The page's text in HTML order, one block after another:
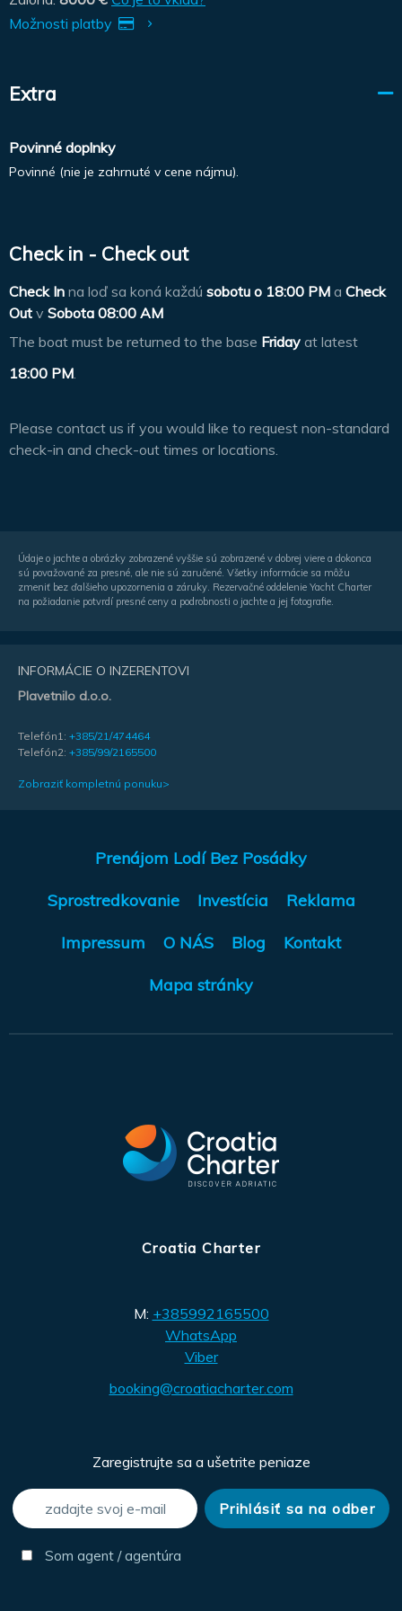
Možnosti platby
Extra
Povinné doplnky
Povinné (nie je zahrnuté v cene nájmu).
Check in - Check out
Check In na loď sa koná každú sobotu o 18:00 PM a Check
Out v Sobota 08:00 AM
The boat must be returned to the base Friday at latest
18:00 PM.
Please contact us if you would like to request non-standard
check-in and check-out times or locations.
Údaje o jachte a obrázky zobrazené vyššie sú zobrazené v dobrej viere a dokonca
sú považované za presné, ale nie sú zaručené. Všetky informácie sa môžu
zmeniť bez ďalšieho upozornenia a záruky. Rezervačné oddelenie Yacht Charter
na požiadanie potvrdí presné ceny a podrobnosti o jachte a jej fotografie.
INFORMÁCIE O INZERENTOVI
Plavetnilo d.o.o.
Telefón1: +385/21/474464
Telefón2: +385/99/2165500
Zobraziť kompletnú ponuku>
Prenájom Lodí Bez Posádky
Sprostredkovanie Investícia Reklama
Impressum O NÁS Blog Kontakt
Mapa stránky
Croatia Charter
M: +385992165500
WhatsApp
Viber
booking@croatiacharter.com
Zaregistrujte sa a ušetrite peniaze
Som agent / agentúra